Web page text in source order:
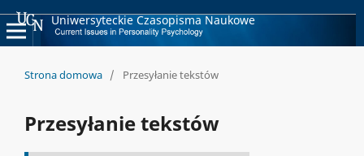
Uniwersyteckie Czasopisma Naukowe
Strona domowa / Przesyłanie tekstów
Przesyłanie tekstów